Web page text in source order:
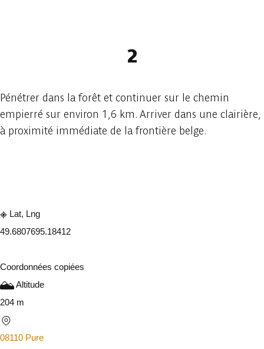
2
Pénétrer dans la forêt et continuer sur le chemin
empierré sur environ 1,6 km. Arriver dans une clairière,
à proximité immédiate de la frontière belge.
Lat, Lng
49.6807695.18412
Coordonnées copiées
Altitude
204 m
08110 Pure